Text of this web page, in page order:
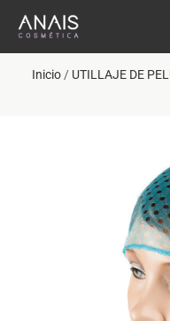
Inicio / UTILLAJE DE